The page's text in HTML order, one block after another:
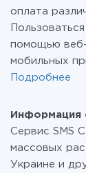
оплата
помощью
мобильных
Подробнее
Информация
Сервис SMS
массовых
Украине и